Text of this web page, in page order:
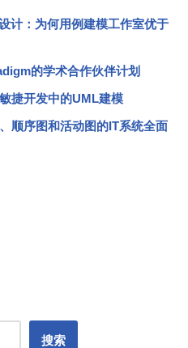
计：为何用例建模工作室优于
的学术合作伙伴计划
捷开发中的UML建模
顺序图和活动图的IT系统全面
搜索